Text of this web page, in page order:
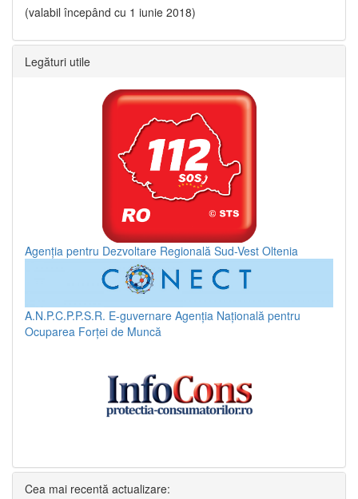
(valabil începând cu 1 iunie 2018)
Legături utile
Agenția pentru Dezvoltare Regională Sud-Vest Oltenia
A.N.P.C.P.P.S.R. E-guvernare Agenția Națională pentru
Ocuparea Forței de Muncă
Cea mai recentă actualizare: